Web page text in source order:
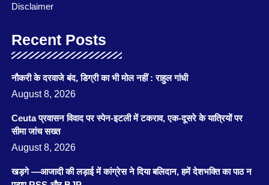
Disclaimer
Recent Posts
नौकरी के दरवाजे बंद, डिग्री का भी मोल नहीं : राहुल गांधी
August 8, 2026
Ceuta प्रवासन विवाद पर स्पेन-इटली में टकराव, एक-दूसरे के यात्रियों पर
सीमा जांच सख्त
August 8, 2026
खड़गे —आजादी की लड़ाई में कांग्रेस ने दिया बलिदान, हमें देशभक्ति का पाठ न